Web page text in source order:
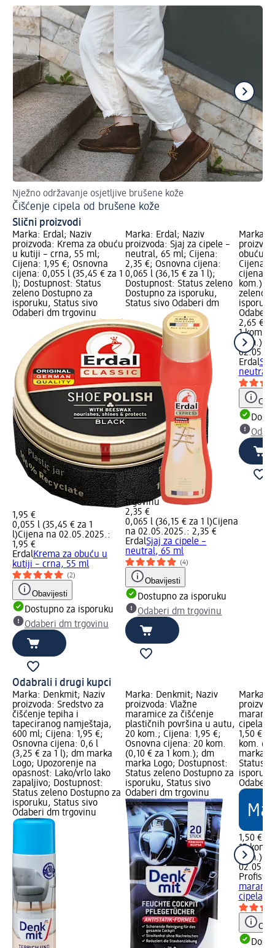
Nježno održavanje osjetljive brušene kože
Čišćenje cipela od brušene kože
Slični proizvodi
Marka: Erdal; Naziv
proizvoda: Krema za obuću
u kutiji – crna, 55 ml;
Cijena: 1,95 €; Osnovna
cijena: 0,055 l (35,45 € za 1
l); Dostupnost: Status
zeleno Dostupno za
isporuku, Status sivo
Odaberi dm trgovinu
1,95 €
0,055 l (35,45 € za 1
l)Cijena na 02.05.2025.:
1,95 €
ErdalKrema za obuću u
kutiji – crna, 55 ml
(2)
Obavijesti
Dostupno za isporuku
Odaberi dm trgovinu
Marka: Erdal; Naziv
proizvoda: Sjaj za cipele –
neutral, 65 ml; Cijena:
2,35 €; Osnovna cijena:
0,065 l (36,15 € za 1 l);
Dostupnost: Status zeleno
Dostupno za isporuku,
Status sivo Odaberi dm
trgovinu
2,35 €
0,065 l (36,15 € za 1 l)Cijena
na 02.05.2025.: 2,35 €
ErdalSjaj za cipele –
neutral, 65 ml
(4)
Obavijesti
Dostupno za isporuku
Odaberi dm trgovinu
Marka:
obuću –
Cijena:
cijena: 1
kom.);
zeleno
Odaberi
2,65 €
1 kom.
kom.)
Erdal
neutral,
Odabrali i drugi kupci
Marka: Denkmit; Naziv
proizvoda: Sredstvo za
čišćenje tepiha i
tapeciranog namještaja,
600 ml; Cijena: 1,95 €;
Osnovna cijena: 0,6 l
(3,25 € za 1 l); dm marka
Logo; Upozorenje na
opasnost: Lako/vrlo lako
zapaljivo; Dostupnost:
Status zeleno Dostupno za
isporuku, Status sivo
Odaberi dm trgovinu
Marka: Denkmit; Naziv
proizvoda: Vlažne
maramice za čišćenje
plastičnih površina u autu,
20 kom.; Cijena: 1,95 €;
Osnovna cijena: 20 kom.
(0,10 € za 1 kom.); dm
marka Logo; Dostupnost:
Status zeleno Dostupno za
isporuku, Status sivo
Odaberi dm trgovinu
Marka:
cipela,
1,50 €;
kom.
marka
Status
Odaberi
1,50 €
15 kom.
kom.)
cipela,